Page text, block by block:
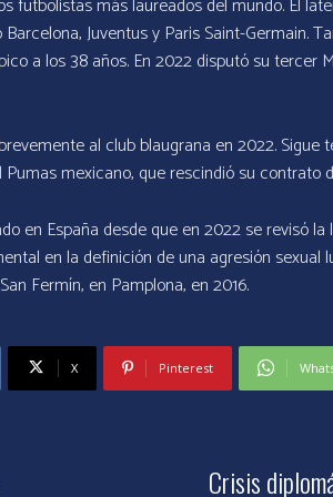
Juventus y Paris Saint-Germain.
a los 38 años. En 2022 disputó su tercer
al club blaugrana en 2022. Sigue
mexicano, que rescindió su contrato
en España desde que en 2022 se revisó la
en la definición de una agresión sexual
Fermín, en Pamplona, en 2016.
X Pinterest
Crisis